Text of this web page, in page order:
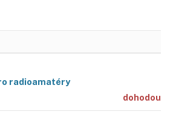
radioamatéry
dohodou